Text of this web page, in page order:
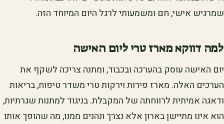
שמרגיש אישי, חם ומשמעותי לרגל היום המיוחד הזה.
למה דווקא מארז טרי ליום האישה
יום האישה עוסק בהערכה ובכבוד, ומתנה צריכה לשקף את
הערכים האלה. מארז פירות וירקות טרי משדר טיפוח, בריאות
ודאגה אמיתית לרווחתה של המקבלת. בניגוד למתנות שגרתיות,
הוא אינו מתיישן בארון אלא נצרך ונהנים ממנו, מה שהופך אותו